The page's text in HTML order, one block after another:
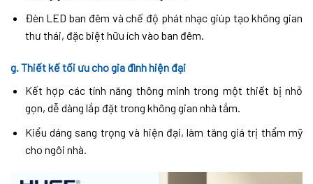
Đèn LED ban đêm và chế độ phát nhạc giúp tạo không gian
thư thái, đặc biệt hữu ích vào ban đêm.
g.Thiết kế tối ưu cho gia đình hiện đại
Kết hợp các tính năng thông minh trong một thiết bị nhỏ
gọn, dễ dàng lắp đặt trong không gian nhà tắm.
Kiểu dáng sang trọng và hiện đại, làm tăng giá trị thẩm mỹ
cho ngôi nhà.